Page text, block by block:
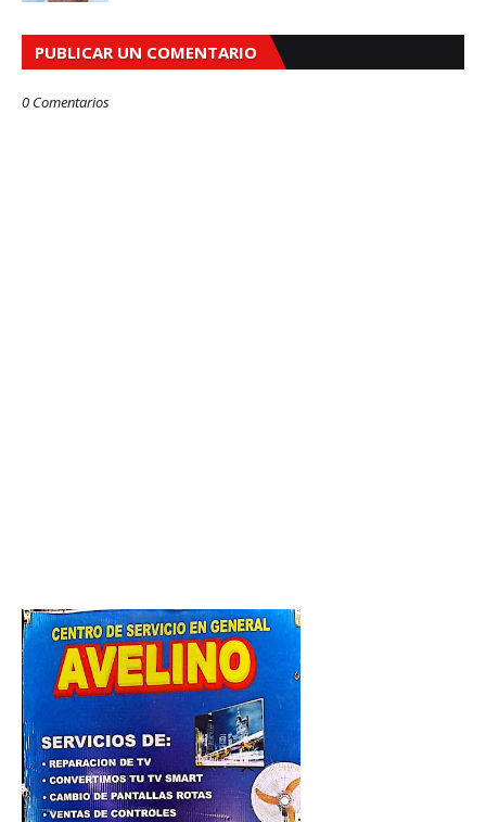
PUBLICAR UN COMENTARIO
0 Comentarios